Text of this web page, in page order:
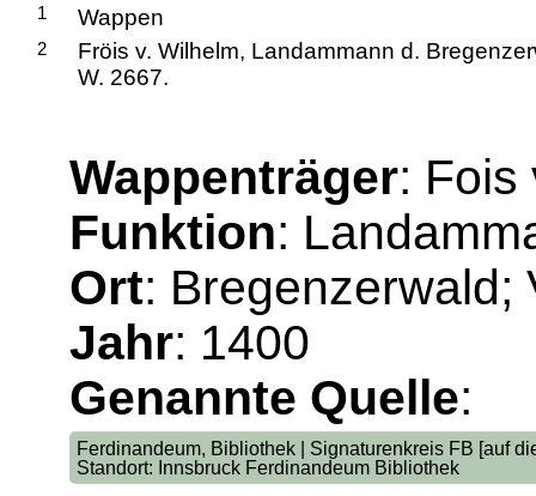
1 Wappen
2
Fröis v. Wilhelm, Landammann d.
W. 2667.
Wappenträger: Fois
Funktion:
Ort: Bregenzerwald;
Jahr: 1400
Genannte Quelle:
Ferdinandeum, Bibliothek | Signaturenkreis FB [auf
Standort: Innsbruck Ferdinandeum Bibliothek